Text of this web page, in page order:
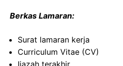
Berkas Lamaran:
Surat lamaran kerja
Curriculum Vitae (CV)
Ijazah terakhir